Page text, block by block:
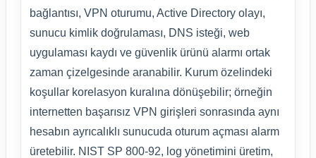
bağlantısı, VPN oturumu, Active Directory olayı,
sunucu kimlik doğrulaması, DNS isteği, web
uygulaması kaydı ve güvenlik ürünü alarmı ortak
zaman çizelgesinde aranabilir. Kurum özelindeki
koşullar korelasyon kuralına dönüşebilir; örneğin
internetten başarısız VPN girişleri sonrasında aynı
hesabın ayrıcalıklı sunucuda oturum açması alarm
üretebilir. NIST SP 800-92, log yönetimini üretim,